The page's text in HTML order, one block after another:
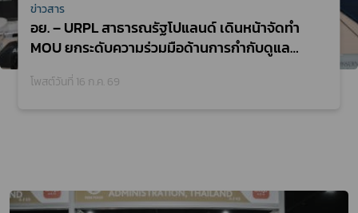
ข่าวสาร
อย. – URPL สาธารณรัฐโปแลนด์ เดินหน้าจัดทำ
MOU ยกระดับความร่วมมือด้านการกำกับดูแล
โพสต์วันที่ 16 ก.ค. 69